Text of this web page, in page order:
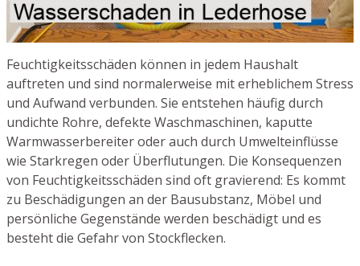
Feuchtigkeitsschäden können in jedem Haushalt
auftreten und sind normalerweise mit erheblichem Stress
und Aufwand verbunden. Sie entstehen häufig durch
undichte Rohre, defekte Waschmaschinen, kaputte
Warmwasserbereiter oder auch durch Umwelteinflüsse
wie Starkregen oder Überflutungen. Die Konsequenzen
von Feuchtigkeitsschäden sind oft gravierend: Es kommt
zu Beschädigungen an der Bausubstanz, Möbel und
persönliche Gegenstände werden beschädigt und es
besteht die Gefahr von Stockflecken.